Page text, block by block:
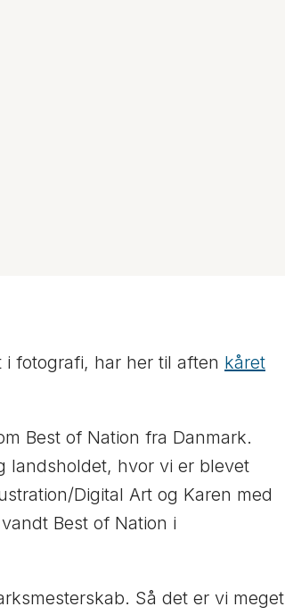
fotografi, har her til aften kåret
Best of Nation fra Danmark.
landsholdet, hvor vi er blevet
Digital Art og Karen med
Best of Nation i
Så det er vi meget